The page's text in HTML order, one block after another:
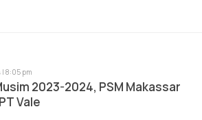
| 8:05 pm
2023-2024, PSM Makassar
Vale